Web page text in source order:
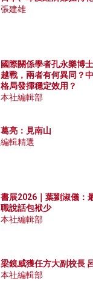
張建雄
國際關係學者孔永樂博
越戰，兩者有何異同？
格局發揮穩定效用？
本社編輯部
葛亮：見南山
編輯精選
書展2026｜葉劉淑儀：
職說話包袱少
本社編輯部
梁鏡威獲任方大副校長
本社編輯部